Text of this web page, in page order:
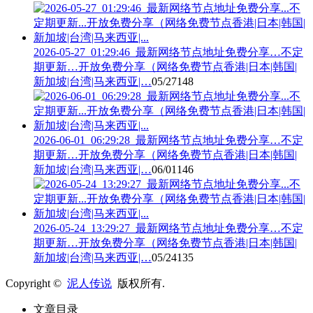
2026-05-27_01:29:46_最新网络节点地址免费分享…不定
期更新…开放免费分享（网络免费节点香港|日本|韩国|
新加坡|台湾|马来西亚|…05/27148
2026-06-01_06:29:28_最新网络节点地址免费分享…不定
期更新…开放免费分享（网络免费节点香港|日本|韩国|
新加坡|台湾|马来西亚|…06/01 146
2026-05-24_13:29:27_最新网络节点地址免费分享…不定
期更新…开放免费分享（网络免费节点香港|日本|韩国|
新加坡|台湾|马来西亚|…05/24135
Copyright © 泥人传说 版权所有.
文章目录